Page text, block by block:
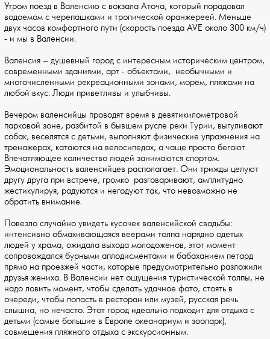
Утром поезд в Валенсию с вокзала Аточа, который порадовал
водоемом с черепашками и тропической оранжереей. Меньше
двух часов комфортного пути (скорость поезда AVE около 300 км/ч)
- и мы в Валенсии.
Валенсия – душевный город с интересным историческим центром,
современными зданиями, арт - объектами, необычными и
многочисленными рекреационными зонами, морем, пляжами на
любой вкус. Люди приветливы и улыбчивы.
Вечером валенсийцы проводят время в девятикилометровой
парковой зоне, разбитой в бывшем русле реки Турии, выгуливают
собак, веселятся с детьми, выполняют физические упражнения на
тренажерах, катаются на велосипедах, а чаще просто бегают.
Впечатляющее количество людей занимаются спортом.
Эмоциональность валенсийцев располагает. Они трижды целуют
другу друга при встрече, громко разговаривают, амплитудно
жестикулируя, радуются и негодуют так, что невозможно не
обратить внимание.
Повезло случайно увидеть кусочек валенсийской свадьбы:
интенсивно обмахивающаяся веерами толпа нарядно одетых
людей у храма, ожидала выхода молодоженов, этот момент
сопровождался бурными аплодисментами и бабаханием петард
прямо на проезжей части, которые предусмотрительно разложили
друзья жениха. В Валенсии нет ощущения туристической толпы, не
надо ловить момент, чтобы сделать удачное фото, стоять в
очереди, чтобы попасть в ресторан или музей, русская речь
слышна, но нечасто. Этот город идеально подходит для отдыха с
детьми (самые большие в Европе океанариум и зоопарк),
совмещения пляжного отдыха с экскурсионным.